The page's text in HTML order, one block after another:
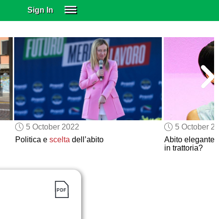
Sign In
SUBSCRIBE
EDUCATIONAL LICENSES
GIFT CARDS
OTHER LANGUAGES
ABOUT US
ALEXA
ADJUST COLORS
5 October 2022
Politica e sceltadell’abito
5 October
Abito elegante
in trattoria?